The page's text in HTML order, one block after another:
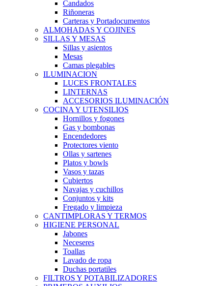
Candados
Riñoneras
Carteras y Portadocumentos
ALMOHADAS Y COJINES
SILLAS Y MESAS
Sillas y asientos
Mesas
Camas plegables
ILUMINACION
LUCES FRONTALES
LINTERNAS
ACCESORIOS ILUMINACIÓN
COCINA Y UTENSILIOS
Hornillos y fogones
Gas y bombonas
Encendedores
Protectores viento
Ollas y sartenes
Platos y bowls
Vasos y tazas
Cubiertos
Navajas y cuchillos
Conjuntos y kits
Fregado y limpieza
CANTIMPLORAS Y TERMOS
HIGIENE PERSONAL
Jabones
Neceseres
Toallas
Lavado de ropa
Duchas portatiles
FILTROS Y POTABILIZADORES